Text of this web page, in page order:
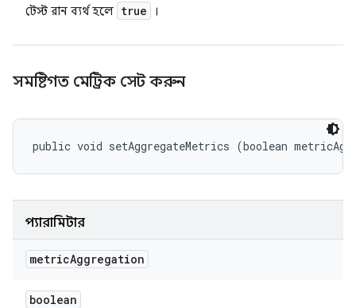
টেস্ট রান ব্যর্থ হলে true ।
সমষ্টিগত মেট্রিক সেট করুন
public void setAggregateMetrics (boolean
প্যারামিটার
metricAggregation
boolean